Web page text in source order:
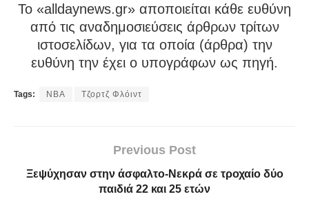
To «alldaynews.gr» αποποιείται κάθε ευθύνη
από τις αναδημοσιεύσεις άρθρων τρίτων
ιστοσελίδων, για τα οποία (άρθρα) την
ευθύνη την έχει ο υπογράφων ως πηγή.
Tags: NBA Τζορτζ Φλόιντ
Previous Post
Ξεψύχησαν στην άσφαλτο-Νεκρά σε τροχαίο δύο
παιδιά 22 και 25 ετών